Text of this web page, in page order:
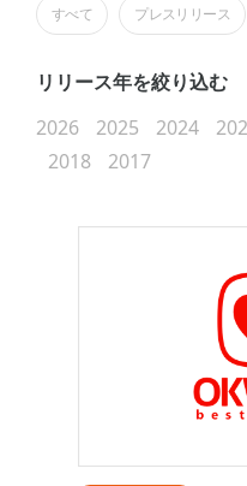
すべて プレスリリース
リリース年を絞り込む
2026
2025 2024
2018
2017